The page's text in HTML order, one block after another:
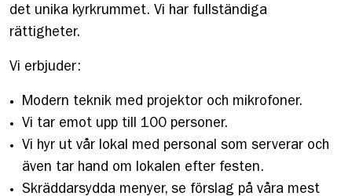
det unika kyrkrummet. Vi har fullständiga
rättigheter.
Vi erbjuder:
Modern teknik med projektor och mikrofoner.
Vi tar emot upp till 100 personer.
Vi hyr ut vår lokal med personal som serverar och
även tar hand om lokalen efter festen.
Skräddarsydda menyer, se förslag på våra mest